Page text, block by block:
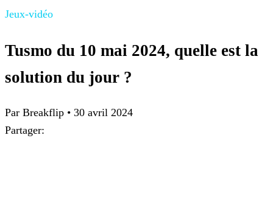
Jeux-vidéo
Tusmo du 10 mai 2024, quelle est la
solution du jour ?
Par Breakflip • 30 avril 2024
Partager: